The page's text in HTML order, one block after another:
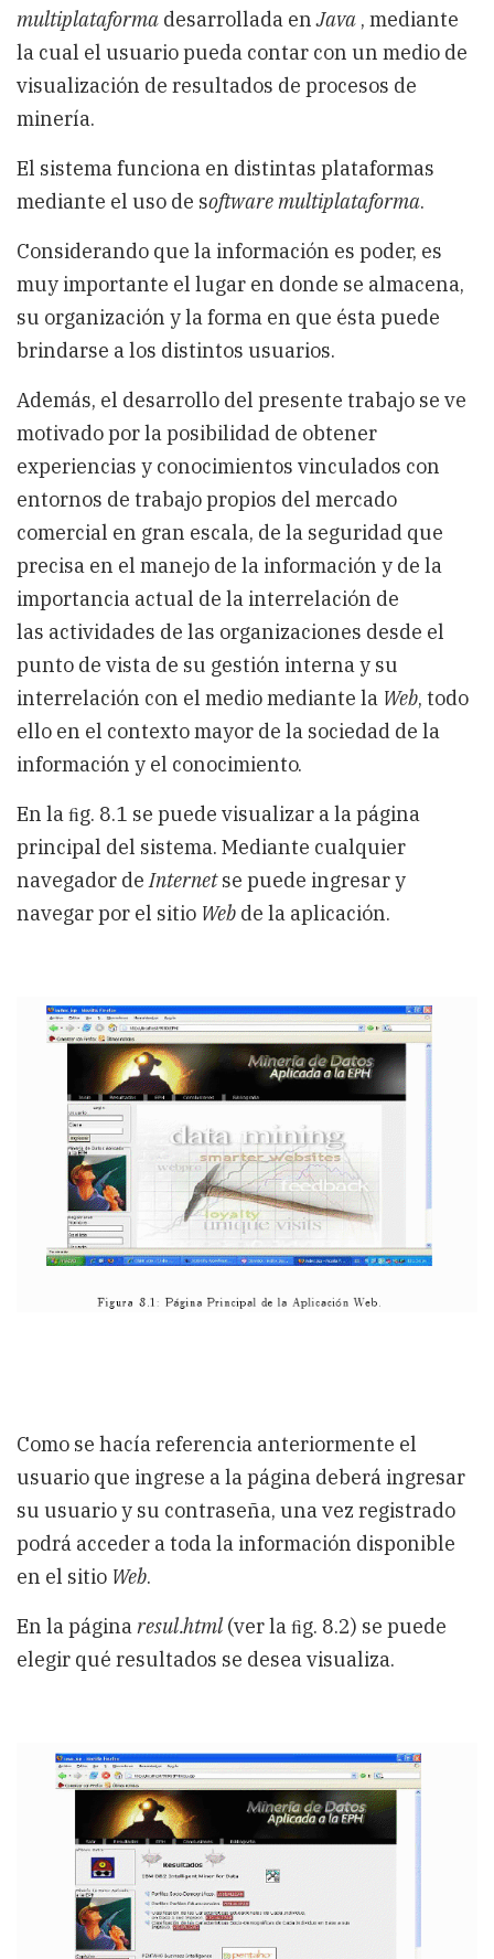
multiplataforma desarrollada enJava , mediante
la cual el usuario pueda contar con un medio de
visualización de resultados de procesos de
minería.
El sistema funciona en distintas plataformas
mediante el uso de software multiplataforma.
Considerando que la información es poder, es
muy importante el lugar en donde se almacena,
su organización y la forma en que ésta puede
brindarse a los distintos usuarios.
Además, el desarrollo del presente trabajo se ve
motivado por la posibilidad de obtener
experiencias y conocimientos vinculados con
entornos de trabajo propios del mercado
comercial en gran escala, de la seguridad que
precisa en el manejo de la información y de la
importancia actual de la interrelación de
las actividades de las organizaciones desde el
punto de vista de su gestión interna y su
interrelación con el medio mediante la Web, todo
ello en el contexto mayor de la sociedad de la
información y el conocimiento.
En la ﬁg. 8.1 se puede visualizar a la página
principal del sistema. Mediante cualquier
navegador deInternetse puede ingresar y
navegar por el sitio Web de la aplicación.
Como se hacía referencia anteriormente el
usuario que ingrese a la página deberá ingresar
su usuario y su contraseña, una vez registrado
podrá acceder a toda la información disponible
en el sitio Web.
En la páginaresul.html(ver la ﬁg. 8.2) se puede
elegir qué resultados se desea visualiza.